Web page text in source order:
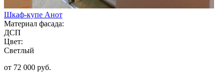
Шкаф-купе Анот
Материал фасада:
ДСП
Цвет:
Светлый
от 72 000 руб.